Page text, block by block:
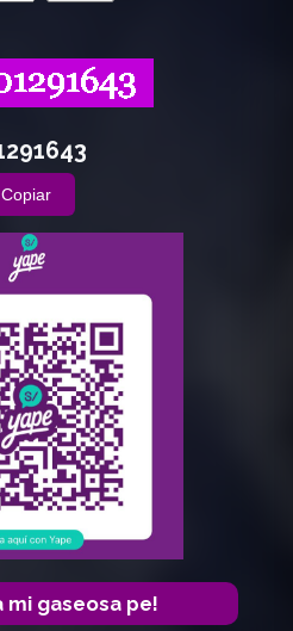
Copiar
mi gaseosa pe!